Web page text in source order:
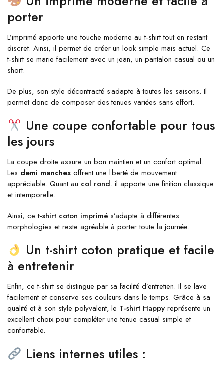
porter
L’imprimé apporte une touche moderne au t-shirt tout en restant
discret. Ainsi, il permet de créer un look simple mais actuel. Ce
t-shirt se marie facilement avec un jean, un pantalon casual ou un
short.
De plus, son style décontracté s’adapte à toutes les saisons. Il
permet donc de composer des tenues variées sans effort.
Une coupe confortable pour tous
les jours
La coupe droite assure un bon maintien et un confort optimal.
Les demi manches offrent une liberté de mouvement
appréciable. Quant au col rond, il apporte une finition classique
et intemporelle.
Ainsi, cet-shirt coton imprimé s’adapte à différentes
morphologies et reste agréable à porter toute la journée.
Un t-shirt coton pratique et facile
à entretenir
Enfin, ce t-shirt se distingue par sa facilité d’entretien. Il se lave
facilement et conserve ses couleurs dans le temps. Grâce à sa
qualité et à son style polyvalent, le T-shirt Happy représente un
excellent choix pour compléter une tenue casual simple et
confortable.
Liens internes utiles :